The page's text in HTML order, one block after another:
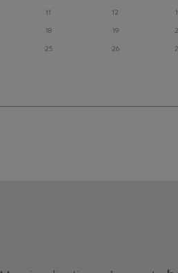
11 12
18 19
25 26